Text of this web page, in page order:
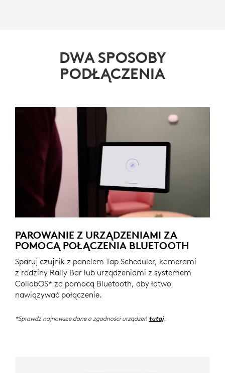
DWA SPOSOBY
PODŁĄCZENIA
PAROWANIE Z URZĄDZENIAMI ZA
POMOCĄ POŁĄCZENIA BLUETOOTH
Sparuj czujnik z panelem Tap Scheduler, kamerami
z rodziny Rally Bar lub urządzeniami z systemem
CollabOS* za pomocą Bluetooth, aby łatwo
nawiązywać połączenie.
*Sprawdź najnowsze dane o zgodności urządzeń tutaj.